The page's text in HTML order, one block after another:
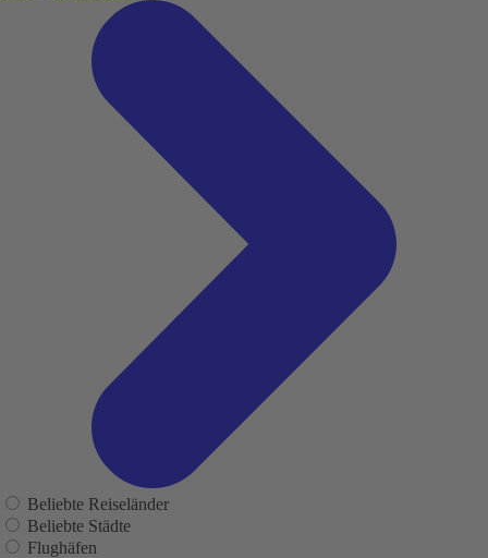
Beliebte Reiseländer
Beliebte Städte
Flughäfen